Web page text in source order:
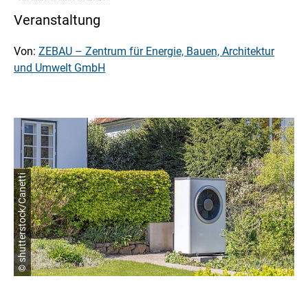
Veranstaltung
Von: ZEBAU – Zentrum für Energie, Bauen, Architektur
und Umwelt GmbH
© shutterstock/Canetti